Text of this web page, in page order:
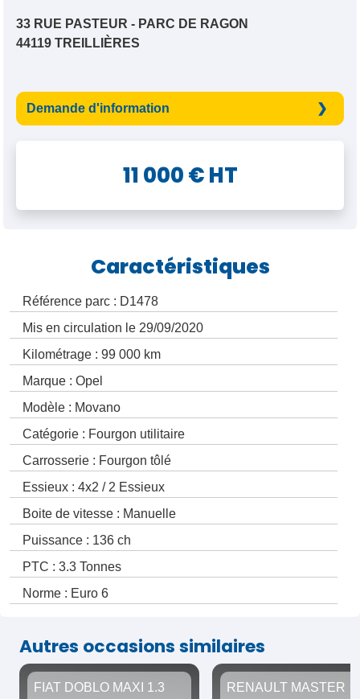
33 RUE PASTEUR - PARC DE RAGON
44119 TREILLIÈRES
Demande d'information
11 000 € HT
Caractéristiques
Référence parc : D1478
Mis en circulation le 29/09/2020
Kilométrage : 99 000 km
Marque : Opel
Modèle : Movano
Catégorie : Fourgon utilitaire
Carrosserie : Fourgon tôlé
Essieux : 4x2 / 2 Essieux
Boite de vitesse : Manuelle
Puissance : 136 ch
PTC : 3.3 Tonnes
Norme : Euro 6
Autres occasions similaires
FIAT DOBLO MAXI 1.3
RENAULT MASTER